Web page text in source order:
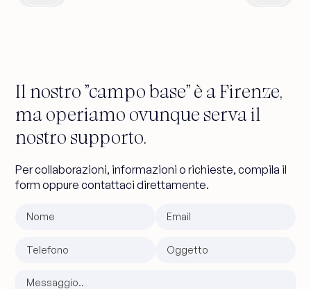
Il nostro "campo base" è a Firenze,
ma operiamo ovunque serva il
nostro supporto.
Per collaborazioni, informazioni o richieste, compila il
form oppure contattaci direttamente.